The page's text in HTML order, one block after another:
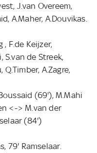
J.van Overeem,
A.Maher, A.Douvikas.
F.de Keijzer,
S.van de Streek,
Q.Timber, A.Zagre,
(69'), M.Mahi
<-> M.van der
(84')
79' Ramselaar.